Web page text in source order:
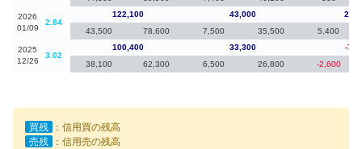
2026
01/09
2.84
122,100 43,000
43,500
78,600 7,500 35,500 5,400
2025
12/26
3.02
100,400 33,300
-
38,100
62,300 6,500 26,800 -2,600
買残
：信用買の残高
売残
：信用売の残高